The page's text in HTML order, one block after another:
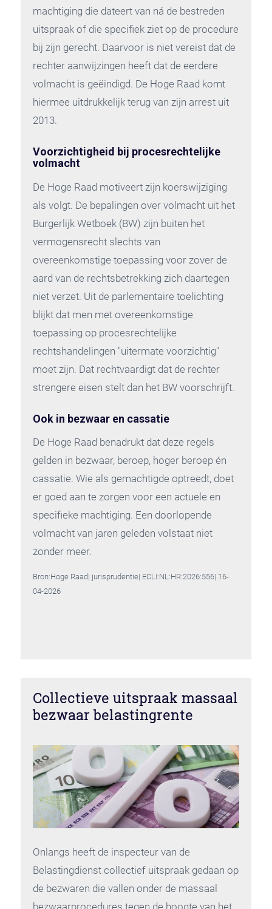
machtiging die dateert van ná de bestreden
uitspraak of die specifiek ziet op de procedure
bij zijn gerecht. Daarvoor is niet vereist dat de
rechter aanwijzingen heeft dat de eerdere
volmacht is geëindigd. De Hoge Raad komt
hiermee uitdrukkelijk terug van zijn arrest uit
2013.
Voorzichtigheid bij procesrechtelijke
volmacht
De Hoge Raad motiveert zijn koerswijziging
als volgt. De bepalingen over volmacht uit het
Burgerlijk Wetboek (BW) zijn buiten het
vermogensrecht slechts van
overeenkomstige toepassing voor zover de
aard van de rechtsbetrekking zich daartegen
niet verzet. Uit de parlementaire toelichting
blijkt dat men met overeenkomstige
toepassing op procesrechtelijke
rechtshandelingen "uitermate voorzichtig"
moet zijn. Dat rechtvaardigt dat de rechter
strengere eisen stelt dan het BW voorschrijft.
Ook in bezwaar en cassatie
De Hoge Raad benadrukt dat deze regels
gelden in bezwaar, beroep, hoger beroep én
cassatie. Wie als gemachtigde optreedt, doet
er goed aan te zorgen voor een actuele en
specifieke machtiging. Een doorlopende
volmacht van jaren geleden volstaat niet
zonder meer.
Bron:Hoge Raad| jurisprudentie| ECLI:NL:HR:2026:556| 16-
04-2026
Collectieve uitspraak massaal
bezwaar belastingrente
Onlangs heeft de inspecteur van de
Belastingdienst collectief uitspraak gedaan op
de bezwaren die vallen onder de massaal
bezwaarprocedures tegen de hoogte van het